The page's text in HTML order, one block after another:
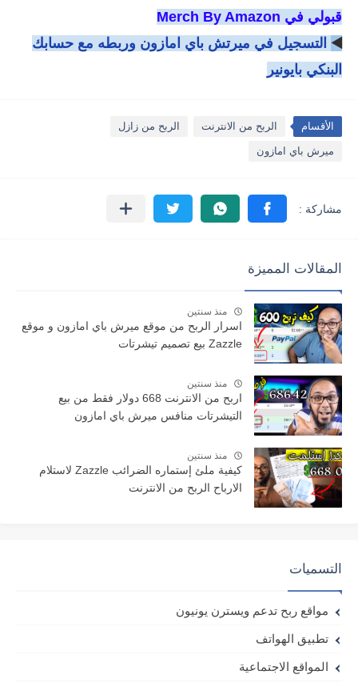
قبولي في Merch By Amazon
◀️ التسجيل في ميرتش باي امازون وربطه مع حسابك
البنكي بايونير
الأقسام الربح من الانترنت الربح من زازل
ميرش باي امازون
المقالات المميزة
منذ سنتين
اسرار الربح من موقع ميرش باي امازون و موقع
Zazzle بيع تصميم تيشرتات
منذ سنتين
اربح من الانترنت 668 دولار فقط من بيع
التيشرتات منافس ميرش باي امازون
منذ سنتين
كيفية ملئ إستماره الضرائب Zazzle لاستلام
الارباح الربح من الانترنت
التسميات
مواقع ربح تدعم ويسترن يونيون
تطبيق الهواتف
المواقع الاجتماعية